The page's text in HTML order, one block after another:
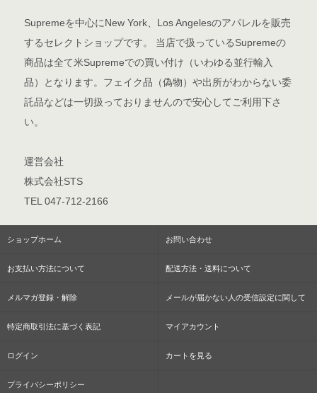
Supremeを中心にNew York、Los Angelesのアパレルを販売
するセレクトショップです。 当店で扱っているSupremeの
商品は全て米Supremeでの買い付け（いわゆる並行輸入
品）となります。フェイク品（偽物）や出所がわからない委
託品などは一切扱っておりませんので安心してご利用下さ
い。
運営会社
株式会社STS
TEL 047-712-2166
ショップホーム お問い合わせ
お支払い方法について 配送方法・送料について
メルマガ登録・解除 メールが届かない人の受信設定に関して
特定商取引法に基づく表記 マイアカウント
ログイン カートを見る
プライバシーポリシー